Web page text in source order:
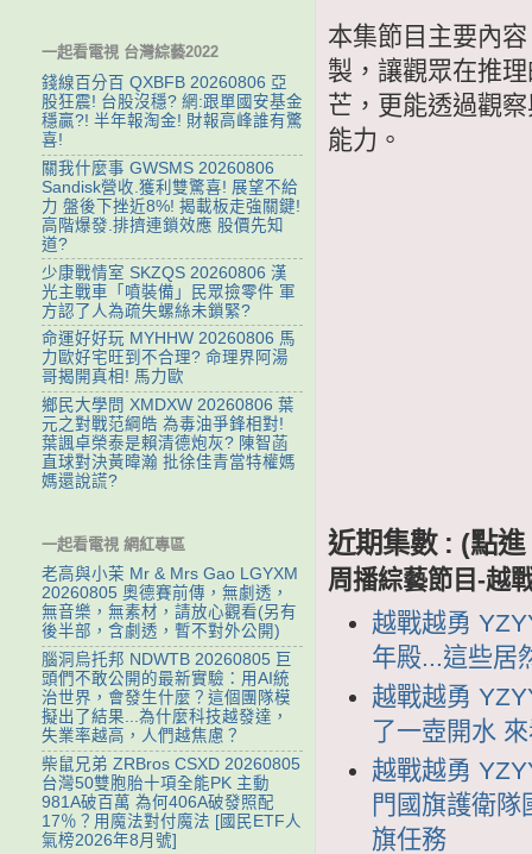
本集節目主要內
製，讓觀眾在推
芒，更能透過觀
能力。
近期集數 : (點
周播綜藝節目-越
越戰越勇
年殿...這些居
越戰越勇
了一壺開水
越戰越勇
門國旗護衛
旗任務
一起看電視 台灣綜藝2022
錢線百分百 QXBFB 20260806 亞
股狂震! 台股沒穩? 網:跟單國安基金
穩贏?! 半年報淘金! 財報高峰誰有驚
喜!
關我什麼事 GWSMS 20260806
Sandisk營收.獲利雙驚喜! 展望不給
力 盤後下挫近8%! 揭載板走強關鍵!
高階爆發.排擠連鎖效應 股價先知
道?
少康戰情室 SKZQS 20260806 漢
光主戰車「噴裝備」民眾撿零件 軍
方認了人為疏失螺絲未鎖緊?
命運好好玩 MYHHW 20260806 馬
力歐好宅旺到不合理? 命理界阿湯
哥揭開真相! 馬力歐
鄉民大學問 XMDXW 20260806 葉
元之對戰范綱皓 為毒油爭鋒相對!
葉諷卓榮泰是賴清德炮灰? 陳智菡
直球對決黃暐瀚 批徐佳青當特權媽
媽還說謊?
一起看電視 網紅專區
老高與小茉 Mr & Mrs Gao LGYXM
20260805 奧德賽前傳，無劇透，
無音樂，無素材，請放心觀看(另有
後半部，含劇透，暫不對外公開)
腦洞烏托邦 NDWTB 20260805 巨
頭們不敢公開的最新實驗：用AI統
治世界，會發生什麼？這個團隊模
擬出了結果...為什麼科技越發達，
失業率越高，人們越焦慮？
柴鼠兄弟 ZRBros CSXD 20260805
台灣50雙胞胎十項全能PK 主動
981A破百萬 為何406A破發照配
17％？用魔法對付魔法 [國民ETF人
氣榜2026年8月號]